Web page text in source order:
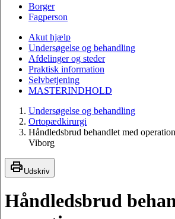
Borger
Fagperson
Akut hjælp
Undersøgelse og behandling
Afdelinger og steder
Praktisk information
Selvbetjening
MASTERINDHOLD
Undersøgelse og behandling
Ortopædkirurgi
Håndledsbrud behandlet med
Viborg
Udskriv
Håndledsbrud